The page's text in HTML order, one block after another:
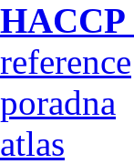
HACCP
reference
poradna
atlas